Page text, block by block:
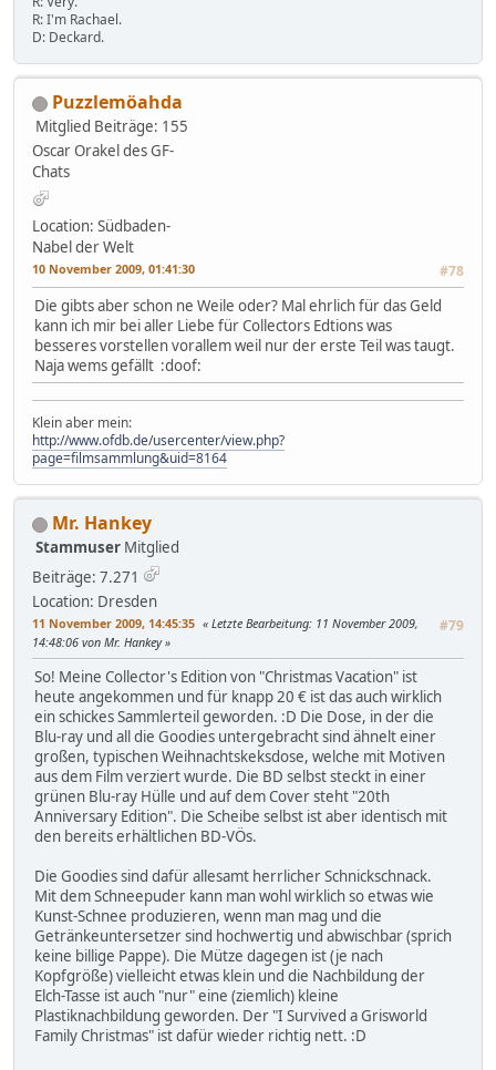
R: I'm Rachael.
D: Deckard.
Puzzlemöahda
Mitglied Beiträge: 155
Oscar Orakel des GF-
Chats
Location: Südbaden-
Nabel der Welt
10 November 2009, 01:41:30 #78
Die gibts aber schon ne Weile oder? Mal ehrlich für das Geld
kann ich mir bei aller Liebe für Collectors Edtions was
besseres vorstellen vorallem weil nur der erste Teil was taugt.
Naja wems gefällt :doof:
Klein aber mein:
http://www.ofdb.de/usercenter/view.php?
page=filmsammlung&uid=8164
Mr. Hankey
Stammuser Mitglied
Beiträge: 7.271
Location: Dresden
11 November 2009, 14:45:35 #79
Letzte Bearbeitung: 11 November 2009,
14:48:06 von Mr. Hankey
So! Meine Collector's Edition von "Christmas Vacation" ist
heute angekommen und für knapp 20 € ist das auch wirklich
ein schickes Sammlerteil geworden. :D Die Dose, in der die
Blu-ray und all die Goodies untergebracht sind ähnelt einer
großen, typischen Weihnachtskeksdose, welche mit Motiven
aus dem Film verziert wurde. Die BD selbst steckt in einer
grünen Blu-ray Hülle und auf dem Cover steht "20th
Anniversary Edition". Die Scheibe selbst ist aber identisch mit
den bereits erhältlichen BD-VÖs.
Die Goodies sind dafür allesamt herrlicher Schnickschnack.
Mit dem Schneepuder kann man wohl wirklich so etwas wie
Kunst-Schnee produzieren, wenn man mag und die
Getränkeuntersetzer sind hochwertig und abwischbar (sprich
keine billige Pappe). Die Mütze dagegen ist (je nach
Kopfgröße) vielleicht etwas klein und die Nachbildung der
Elch-Tasse ist auch "nur" eine (ziemlich) kleine
Plastiknachbildung geworden. Der "I Survived a Grisworld
Family Christmas" ist dafür wieder richtig nett. :D